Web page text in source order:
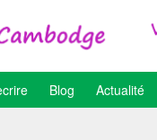
Blog Actualité